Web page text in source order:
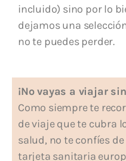
incluido) sino por lo
dejamos una
no te puedes perder.
¡No vayas a viajar
Como siempre te
de viaje que te cubra
salud, no te confíes
tarjeta sanitaria